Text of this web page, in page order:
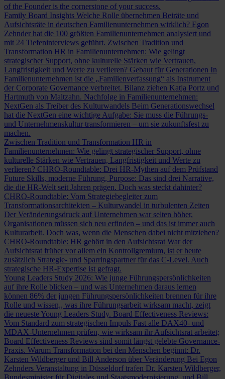
of the Founder is the cornerstone of your success.
Family Board Insights Welche Rolle übernehmen Beiräte und
Aufsichtsräte in deutschen Familienunternehmen wirklich? Egon
Zehnder hat die 100 größten Familienunternehmen analysiert und
mit 24 Tiefeninterviews geführt. Zwischen Tradition und
Transformation HR in Familienunternehmen: Wie gelingt
strategischer Support, ohne kulturelle Stärken wie Vertrauen,
Langfristigkeit und Werte zu verlieren? Gebaut für Generationen In
Familienunternehmen ist die „Familienverfassung“ als Instrument
der Corporate Governance verbreitet. Bilanz ziehen Katja Portz und
Hartmuth von Maltzahn. Nachfolge in Familienunternehmen:
NextGen als Treiber des Kulturwandels Beim Generationswechsel
hat die NextGen eine wichtige Aufgabe: Sie muss die Führungs-
und Unternehmenskultur transformieren – um sie zukunftsfest zu
machen.
Zwischen Tradition und Transformation HR in
Familienunternehmen: Wie gelingt strategischer Support, ohne
kulturelle Stärken wie Vertrauen, Langfristigkeit und Werte zu
verlieren? CHRO-Roundtable: Drei HR-Mythen auf dem Prüfstand
Future Skills, moderne Führung, Purpose: Das sind drei Narrative,
die die HR-Welt seit Jahren prägen. Doch was steckt dahinter?
CHRO-Roundtable: Vom Strategiebegleiter zum
Transformationsarchitekten – Kulturwandel in turbulenten Zeiten
Der Veränderungsdruck auf Unternehmen war selten höher,
Organisationen müssen sich neu erfinden – und das ist immer auch
Kulturarbeit. Doch was, wenn die Menschen dabei nicht mitziehen?
CHRO-Roundtable: HR gehört in den Aufsichtsrat War der
Aufsichtsrat früher vor allem ein Kontrollgremium, ist er heute
zusätzlich Strategie- und Sparringspartner für das C-Level. Auch
strategische HR-Expertise ist gefragt.
Young Leaders Study 2026: Wie junge Führungspersönlichkeiten
auf ihre Rolle blicken – und was Unternehmen daraus lernen
können 86% der jungen Führungspersönlichkeiten brennen für ihre
Rolle und wissen,, was ihre Führungsarbeit wirksam macht, zeigt
die neueste Young Leaders Study. Board Effectiveness Reviews:
Vom Standard zum strategischen Impuls Fast alle DAX40- und
MDAX-Unternehmen prüfen, wie wirksam ihr Aufsichtsrat arbeitet;
Board Effectiveness Reviews sind somit längst gelebte Governance-
Praxis. Warum Transformation bei den Menschen beginnt: Dr.
Karsten Wildberger und Bill Anderson über Veränderung Bei Egon
Zehnders Veranstaltung in Düsseldorf trafen Dr. Karsten Wildberger,
Bundesminister für Digitales und Staatsmodernisierung, und Bill